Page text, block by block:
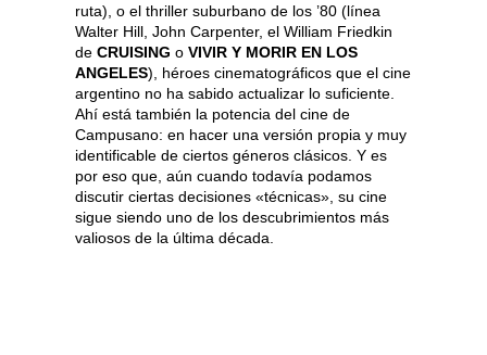
ruta), o el thriller suburbano de los ’80 (línea
Walter Hill, John Carpenter, el William Friedkin
de CRUISING o VIVIR Y MORIR EN LOS
ANGELES), héroes cinematográficos que el cine
argentino no ha sabido actualizar lo suficiente.
Ahí está también la potencia del cine de
Campusano: en hacer una versión propia y muy
identificable de ciertos géneros clásicos. Y es
por eso que, aún cuando todavía podamos
discutir ciertas decisiones «técnicas», su cine
sigue siendo uno de los descubrimientos más
valiosos de la última década.